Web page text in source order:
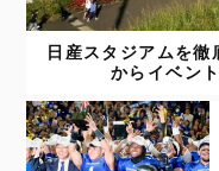
日産スタジアムを
からイベン